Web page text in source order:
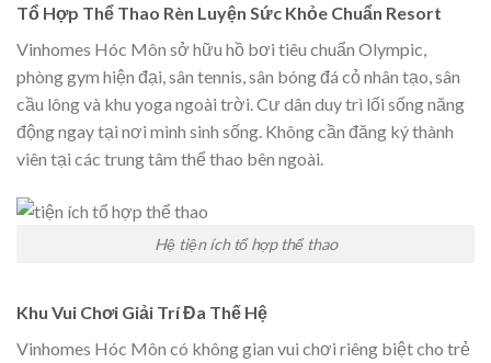
Tổ Hợp Thể Thao Rèn Luyện Sức Khỏe Chuẩn Resort
Vinhomes Hóc Môn sở hữu hồ bơi tiêu chuẩn Olympic,
phòng gym hiện đại, sân tennis, sân bóng đá cỏ nhân tạo, sân
cầu lông và khu yoga ngoài trời. Cư dân duy trì lối sống năng
động ngay tại nơi mình sinh sống. Không cần đăng ký thành
viên tại các trung tâm thể thao bên ngoài.
Hệ tiện ích tổ hợp thể thao
Khu Vui Chơi Giải Trí Đa Thế Hệ
Vinhomes Hóc Môn có không gian vui chơi riêng biệt cho trẻ